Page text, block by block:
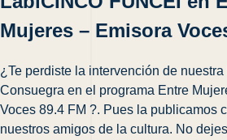
Mujeres – Emisora
¿Te perdiste la intervención de
Consuegra en el programa Entre
Voces 89.4 FM ?. Pues la publicamos
nuestros amigos de la cultura. No